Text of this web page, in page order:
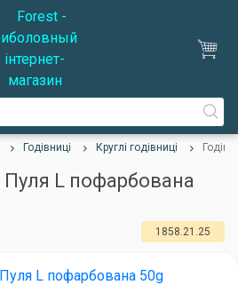
Годівниці Круглі годівниці
Пуля L пофарбована
1858.21.25